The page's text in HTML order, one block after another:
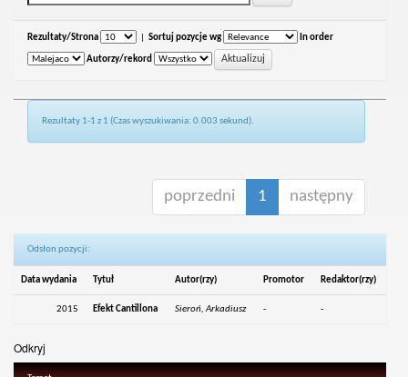
Rezultaty/Strona Sortuj pozycje wg In order
Autorzy/rekord
Rezultaty 1-1 z 1 (Czas wyszukiwania: 0.003 sekund).
poprzedni 1 następny
Odsłon pozycji:
Data wydania Tytuł Autor(rzy) Promotor Redaktor(rzy)
2015 Efekt Cantillona Sieroń, Arkadiusz - -
Odkryj